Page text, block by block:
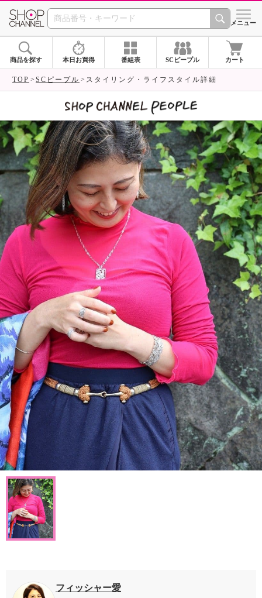
SHOP CHANNEL シメニュー
商品を探す 本日お買得 番組表 SCピープル カート
TOP SCピープル スタイリング・ライフスタイル詳細
フィッシャー愛